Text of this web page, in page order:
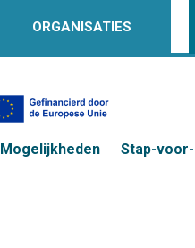
ORGANISATIES
Mogelijkheden Stap-